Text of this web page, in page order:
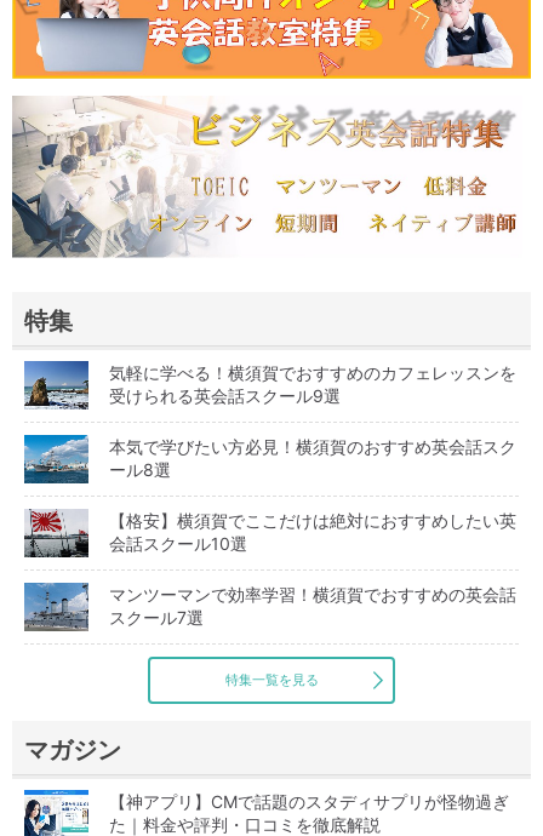
特集
気軽に学べる！横須賀でおすすめのカフェレッスンを
受けられる英会話スクール9選
本気で学びたい方必見！横須賀のおすすめ英会話スク
ール8選
【格安】横須賀でここだけは絶対におすすめしたい英
会話スクール10選
マンツーマンで効率学習！横須賀でおすすめの英会話
スクール7選
特集一覧を見る
マガジン
【神アプリ】CMで話題のスタディサプリが怪物過ぎ
た｜料金や評判・口コミを徹底解説